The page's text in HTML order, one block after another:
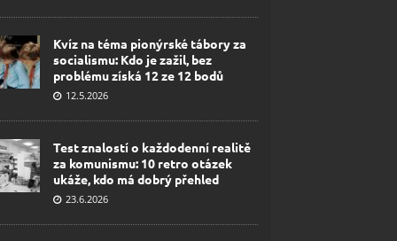
Kvíz na téma pionýrské tábory za
socialismu: Kdo je zažil, bez
problému získá 12 ze 12 bodů
12.5.2026
Test znalostí o každodenní realitě
za komunismu: 10 retro otázek
ukáže, kdo má dobrý přehled
23.6.2026